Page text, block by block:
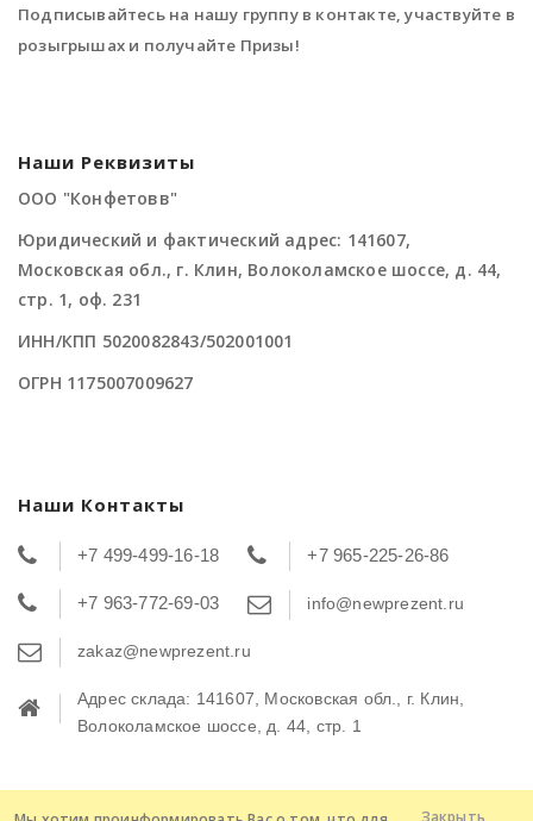
Подписывайтесь на нашу группу в контакте, участвуйте в
розыгрышах и получайте Призы!
Наши Реквизиты
ООО "Конфетовв"
Юридический и фактический адрес: 141607,
Московская обл., г. Клин, Волоколамское шоссе, д. 44,
стр. 1, оф. 231
ИНН/КПП 5020082843/502001001
ОГРН 1175007009627
Наши Контакты
+7 499-499-16-18 +7 965-225-26-86
+7 963-772-69-03 info@newprezent.ru
zakaz@newprezent.ru
Адрес склада: 141607, Московская обл., г. Клин,
Волоколамское шоссе, д. 44, стр. 1
Закрыть